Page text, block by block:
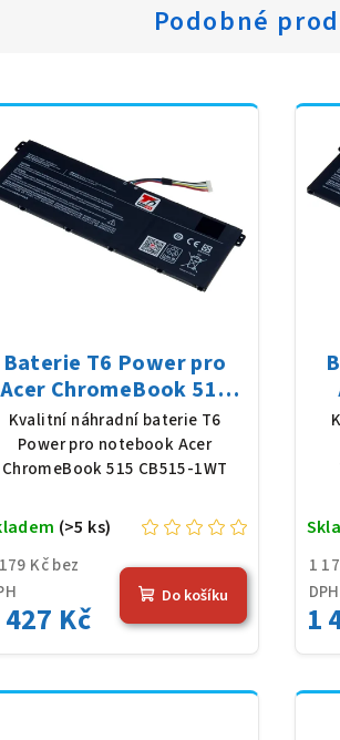
Podobné
Baterie T6 Power pro
Acer ChromeBook 515
CB515-1WT, Li-Poly,
11,61 V, 4683 mAh (54,36
Wh), černá
Kvalitní náhradní baterie T6
Power pro notebook Acer
ChromeBook 515 CB515-1WT
Kč bez
427 Kč
(>5 ks)
Do košíku
1
DPH
1